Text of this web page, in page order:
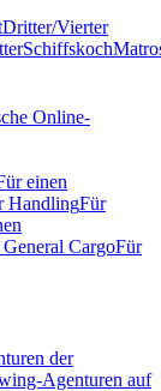
Dritter/Vierter
Schiffskoch
Online-
einen
HandlingFür
CargoFür
der
Agenturen auf